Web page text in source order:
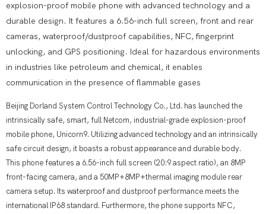
explosion-proof mobile phone with advanced technology and a
durable design. It features a 6.56-inch full screen, front and rear
cameras, waterproof/dustproof capabilities, NFC, fingerprint
unlocking, and GPS positioning. Ideal for hazardous environments
in industries like petroleum and chemical, it enables
communication in the presence of flammable gases
Beijing Dorland System Control Technology Co., Ltd. has launched the
intrinsically safe, smart, full Netcom, industrial-grade explosion-proof
mobile phone, Unicorn9. Utilizing advanced technology and an intrinsically
safe circuit design, it boasts a robust appearance and durable body.
This phone features a 6.56-inch full screen (20:9 aspect ratio), an 8MP
front-facing camera, and a 50MP+8MP+thermal imaging module rear
camera setup. Its waterproof and dustproof performance meets the
international IP68 standard. Furthermore, the phone supports NFC,